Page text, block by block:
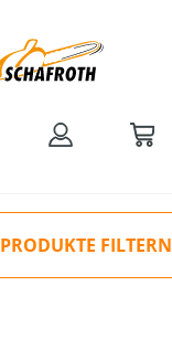
PRODUKTE FILTERN